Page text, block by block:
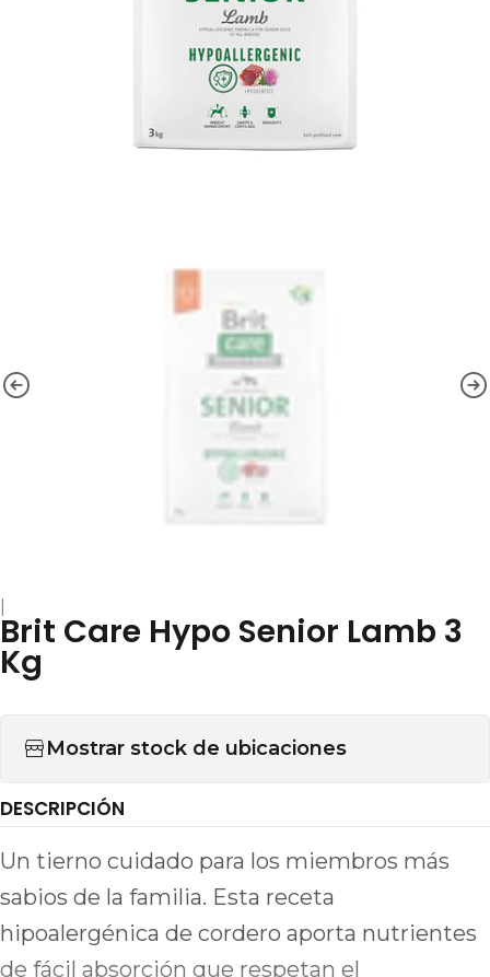
Brit Care Hypo Senior Lamb 3
Kg
Mostrar stock de ubicaciones
DESCRIPCIÓN
Un tierno cuidado para los miembros más
sabios de la familia. Esta receta
hipoalergénica de cordero aporta nutrientes
de fácil absorción que respetan el